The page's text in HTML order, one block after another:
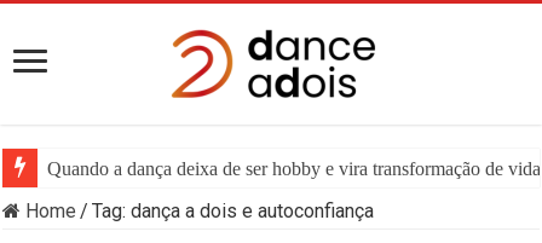
Quando a dança deixa de ser hobby e vira transformação de
Home / Tag:dança a dois e autoconfiança